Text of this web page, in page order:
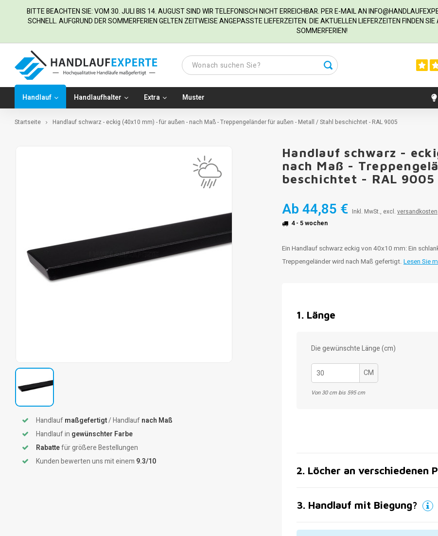
BITTE BEACHTEN SIE: VOM 30. JULI BIS 14. AUGUST SIND WIR TELEFONISCH NICHT ERREICHBAR. PER E-MAIL AN
SCHNELL. AUFGRUND DER SOMMERFERIEN GELTEN ZEITWEISE ANGEPASSTE LIEFERZEITEN. DIE AKTUELLEN LIEFERZEITEN FINDEN
SOMMERFERIEN!
Handlauf Handlaufhalter Extra Muster
Startseite Handlauf schwarz - eckig (40x10 mm) - für außen - nach Maß - Treppengeländer für außen - Metall / Stahl beschichtet - RAL 9005
Handlaufmaßgefertigt/ Handlaufnach Maß
Handlauf in gewünschter Farbe
Rabattefür größere Bestellungen
Kunden bewerten uns mit einem 9.3/10
Handlauf schwarz -
nach Maß -
beschichtet - RAL 9005
Ab44,85 € Inkl. MwSt., excl. versandkosten
4 - 5 wochen
Ein Handlauf schwarz eckig von 40x10 mm: Ein
Treppengeländer wird nach Maß gefertigt. Lesen Sie
1. Länge
Die gewünschte Länge (cm)
CM
Von 30 cm bis 595 cm
2. Löcher an verschiedenen
3. Handlauf mit Biegung?